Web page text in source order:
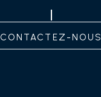
contactez-nous